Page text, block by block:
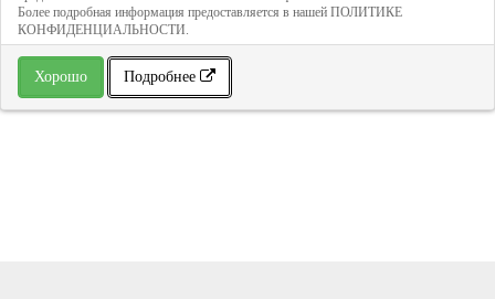
» В избранное
Более подробная информация предоставляется в нашей ПОЛИТИКЕ
КОНФИДЕНЦИАЛЬНОСТИ.
Хорошо Подробнее